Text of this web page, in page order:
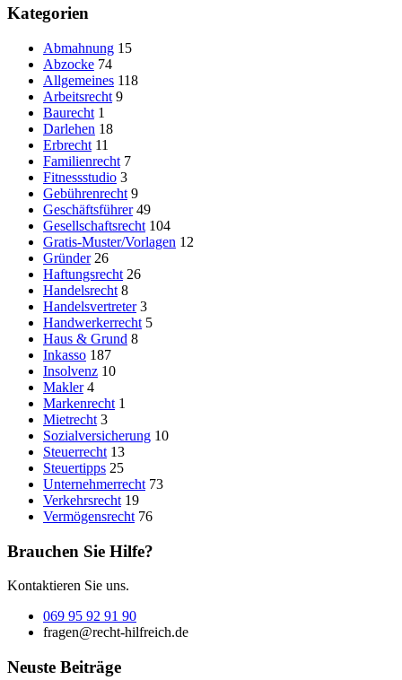
Kategorien
Abmahnung 15
Abzocke 74
Allgemeines 118
Arbeitsrecht 9
Baurecht 1
Darlehen 18
Erbrecht 11
Familienrecht 7
Fitnessstudio 3
Gebührenrecht 9
Geschäftsführer 49
Gesellschaftsrecht 104
Gratis-Muster/Vorlagen 12
Gründer 26
Haftungsrecht 26
Handelsrecht 8
Handelsvertreter 3
Handwerkerrecht 5
Haus & Grund 8
Inkasso 187
Insolvenz 10
Makler 4
Markenrecht 1
Mietrecht 3
Sozialversicherung 10
Steuerrecht 13
Steuertipps 25
Unternehmerrecht 73
Verkehrsrecht 19
Vermögensrecht 76
Brauchen Sie Hilfe?
Kontaktieren Sie uns.
069 95 92 91 90
fragen@recht-hilfreich.de
Neuste Beiträge